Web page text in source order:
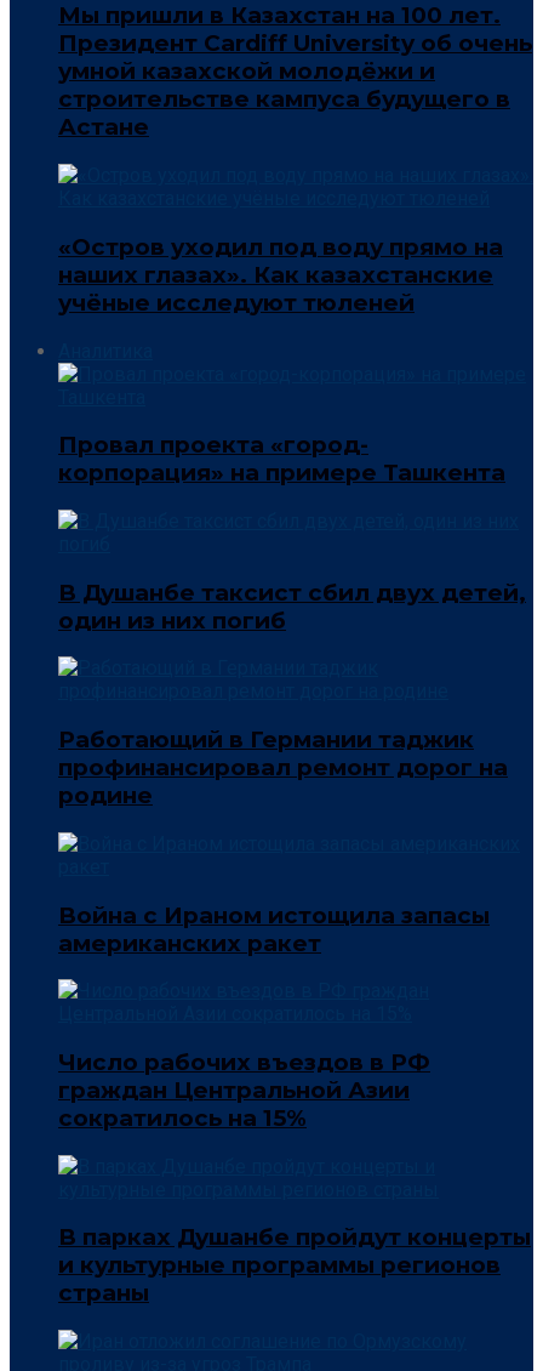
Мы пришли в Казахстан на 100 лет.
Президент Cardiff University об очень
умной казахской молодёжи и
строительстве кампуса будущего в
Астане
«Остров уходил под воду прямо на
наших глазах». Как казахстанские
учёные исследуют тюленей
Провал проекта «город-
корпорация» на примере Ташкента
В Душанбе таксист сбил двух детей,
один из них погиб
Работающий в Германии таджик
профинансировал ремонт дорог на
родине
Война с Ираном истощила запасы
американских ракет
Число рабочих въездов в РФ
граждан Центральной Азии
сократилось на 15%
В парках Душанбе пройдут концерты
и культурные программы регионов
страны